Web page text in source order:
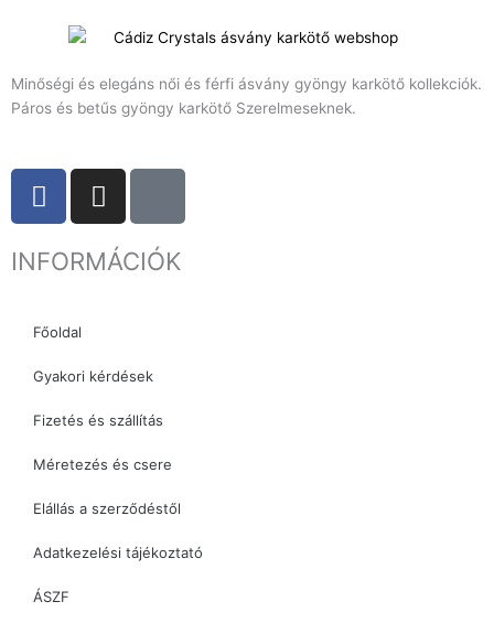
Minőségi és elegáns női és férfi ásvány gyöngy karkötő kollekciók.
Páros és betűs gyöngy karkötő Szerelmeseknek.
F
a
e
o
o
k
I
n
t
a
t
INFORMÁCIÓK
Főoldal
Gyakori kérdések
Fizetés és szállítás
Méretezés és csere
Elállás a szerződéstől
Adatkezelési tájékoztató
ÁSZF